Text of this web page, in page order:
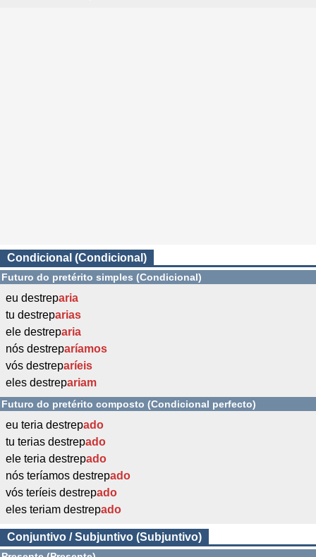
Condicional (Condicional)
Futuro do pretérito simples (Condicional)
eu destreparia
tu destreparias
ele destreparia
nós destreparíamos
vós destreparíeis
eles destrepariam
Futuro do pretérito composto (Condicional perfecto)
eu teria destrepado
tu terias destrepado
ele teria destrepado
nós teríamos destrepado
vós teríeis destrepado
eles teriam destrepado
Conjuntivo / Subjuntivo (Subjuntivo)